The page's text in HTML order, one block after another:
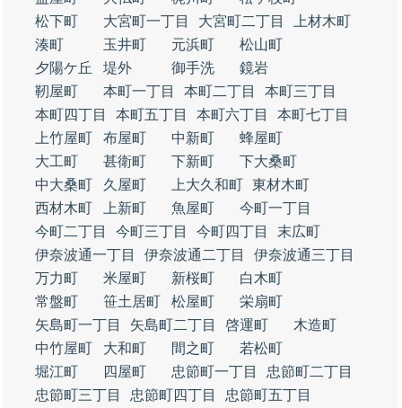
松下町
大宮町一丁目 大宮町二丁目
上材木町
湊町
玉井町 元浜町
松山町
夕陽ケ丘
堤外 御手洗
鏡岩
靭屋町
本町一丁目 本町二丁目
本町三丁目
本町四丁目
本町五丁目 本町六丁目
本町七丁目
上竹屋町
布屋町 中新町
蜂屋町
大工町
甚衛町 下新町
下大桑町
中大桑町
久屋町 上大久和町 東材木町
西材木町
上新町 魚屋町
今町一丁目
今町二丁目
今町三丁目 今町四丁目
末広町
伊奈波通一丁目
伊奈波通二丁目
伊奈波通三丁目
万力町
米屋町 新桜町
白木町
常盤町
笹土居町 松屋町
栄扇町
矢島町一丁目
矢島町二丁目 啓運町
木造町
中竹屋町
大和町 間之町
若松町
堀江町
四屋町 忠節町一丁目
忠節町二丁目
忠節町三丁目
忠節町四丁目 忠節町五丁目